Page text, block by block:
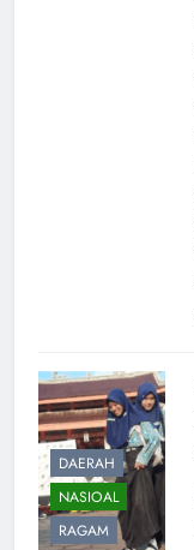
DAERAH
NASIOAL
RAGAM